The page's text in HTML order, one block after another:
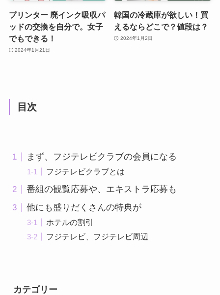
プリンター 廃インク吸収パ
ッドの交換を自分で。女子
でもできる！
2024年1月21日
韓国の冷蔵庫が欲しい！買
えるならどこで？値段は？
2024年1月2日
目次
まず、フジテレビクラブの会員になる
フジテレビクラブとは
番組の観覧応募や、エキストラ応募も
他にも盛りだくさんの特典が
ホテルの割引
フジテレビ、フジテレビ周辺
カテゴリー